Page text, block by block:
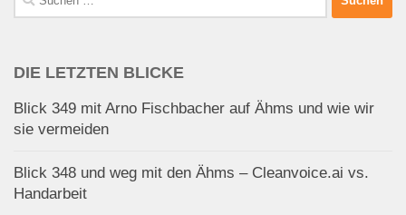
nach:
DIE LETZTEN BLICKE
Blick 349 mit Arno Fischbacher auf Ähms und wie wir
sie vermeiden
Blick 348 und weg mit den Ähms – Cleanvoice.ai vs.
Handarbeit